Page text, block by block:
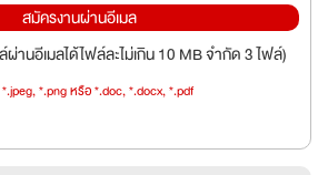
สมัครงานผ่านอีเมล
านอีเมลได้ไฟล์ละไม่เกิน 10 MB จำกัด 3 ไฟล์)
*.png หรือ *.doc, *.docx, *.pdf